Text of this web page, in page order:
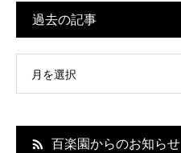
過去の記事
月を選択
百楽園からのお知らせ